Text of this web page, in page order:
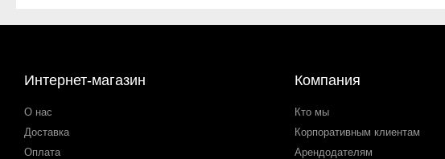
Интернет-магазин
О нас
Доставка
Оплата
Компания
Кто мы
Корпоративным клиентам
Арендодателям